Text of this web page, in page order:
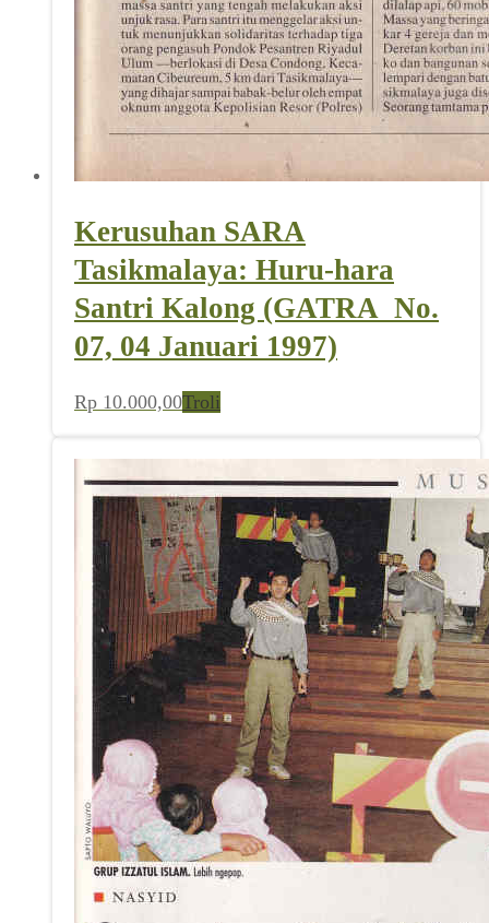
Kerusuhan SARA
Tasikmalaya: Huru-hara
Santri Kalong (GATRA_No.
07, 04 Januari 1997)
Rp 10.000,00Troli